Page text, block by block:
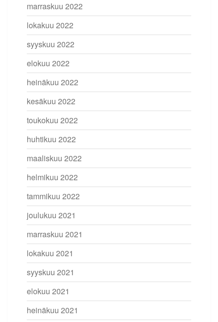
marraskuu 2022
lokakuu 2022
syyskuu 2022
elokuu 2022
heinäkuu 2022
kesäkuu 2022
toukokuu 2022
huhtikuu 2022
maaliskuu 2022
helmikuu 2022
tammikuu 2022
joulukuu 2021
marraskuu 2021
lokakuu 2021
syyskuu 2021
elokuu 2021
heinäkuu 2021